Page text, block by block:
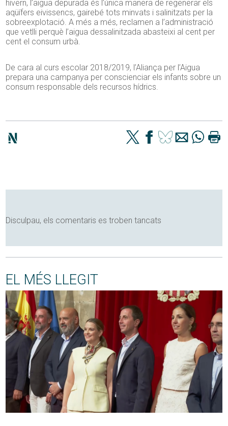
hivern, l’aigua depurada és l’única manera de regenerar els
aqüífers eivissencs, gairebé tots minvats i salinitzats per la
sobreexplotació. A més a més, reclamen a l’administració
que vetlli perquè l’aigua dessalinitzada abasteixi al cent per
cent el consum urbà.
De cara al curs escolar 2018/2019, l’Aliança per l’Aigua
prepara una campanya per conscienciar els infants sobre un
consum responsable dels recursos hídrics.
Disculpau, els comentaris es troben tancats
EL MÉS LLEGIT